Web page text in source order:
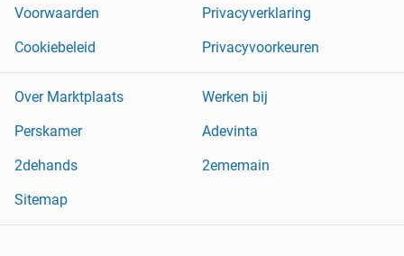
Voorwaarden
Privacyverklaring
Cookiebeleid
Privacyvoorkeuren
Over Marktplaats
Werken bij
Perskamer
Adevinta
2dehands
2ememain
Sitemap